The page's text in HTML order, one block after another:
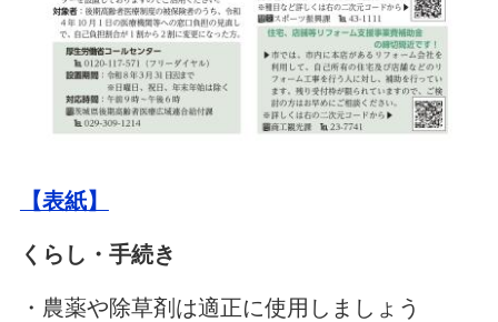
【表紙】
くらし・手続き
・農薬や除草剤は適正に使用しましょう